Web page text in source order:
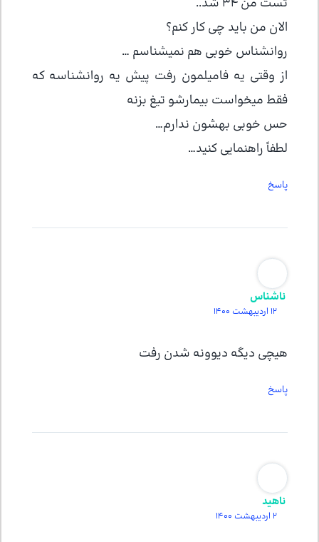
الان من باید چی کار کنم؟
روانشناس خوبی هم نمیشناسم …
از وقتی یه فامیلمون رفت پیش یه روانشناسه که
فقط میخواست بیمارشو تیغ بزنه
حس خوبی بهشون ندارم…
لطفاً راهنمایی کنید…
پاسخ
ناشناس
12 اردیبهشت 1400
هیچی دیگه دیوونه شدن رفت
پاسخ
ناهید
2 اردیبهشت 1400